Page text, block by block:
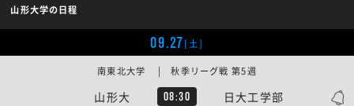
山形大学の日程
09.27[土]
山形大 08:30 日大工学部
南東北大学 | 秋季リーグ戦 第5週